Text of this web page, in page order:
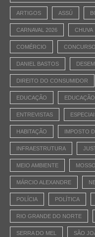
ARTIGOS ASSÚ
CARNAVAL 2026 CHUVA
COMÉRCIO
DANIEL BASTOS
DIREITO DO CONSUMIDOR
EDUCAÇÃO
ENTREVISTAS
HABITAÇÃO IMPOSTO
INFRAESTRUTURA
MEIO AMBIENTE
MÁRCIO ALEXANDRE
POLÍCIA POLÍTICA
RIO GRANDE DO NORTE
SERRA DO MEL SÃO